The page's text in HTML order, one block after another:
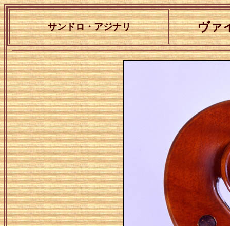
サンドロ・アジナリ ヴァ